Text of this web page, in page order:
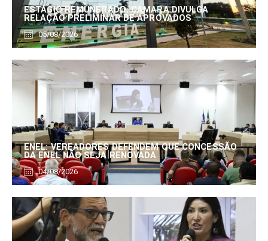
ESTÁGIO REMUNERADO: CÂMARA DIVULGA
RELAÇÃO PRELIMINAR DE APROVADOS
05/08/2026
ENEL: VEREADORES DEFENDEM QUE CONCESSÃO
DA ENEL NÃO SEJA RENOVADA
04/08/2026